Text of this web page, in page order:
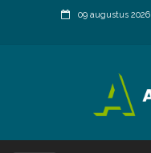
09 augustus 2026